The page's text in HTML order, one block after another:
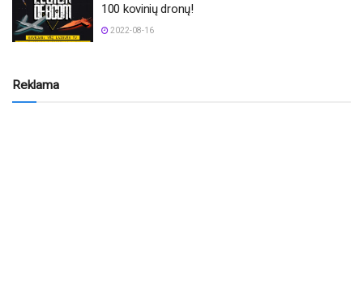
100 kovinių dronų!
2022-08-16
Reklama